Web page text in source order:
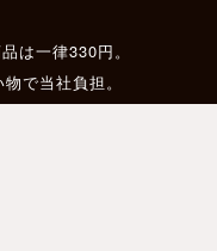
は一律330円。
で当社負担。